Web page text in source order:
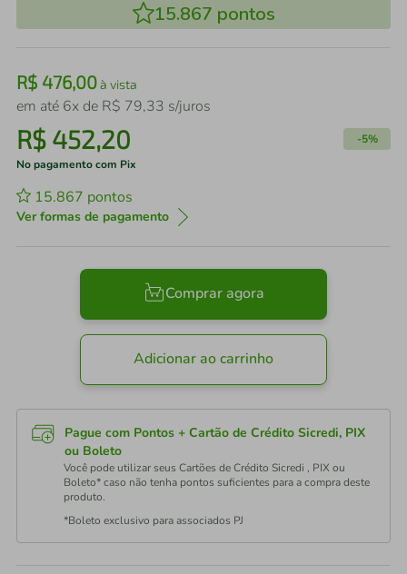
15.867 pontos
R$ 476,00à vista
em até 6x de R$ 79,33 s/juros
R$ 452,20 -5%
No pagamento com Pix
15.867 pontos
Ver formas de pagamento
Comprar agora
Adicionar ao carrinho
Pague com Pontos + Cartão de Crédito Sicredi, PIX
ou Boleto
Você pode utilizar seus Cartões de Crédito Sicredi , PIX ou
Boleto* caso não tenha pontos suficientes para a compra deste
produto.
*Boleto exclusivo para associados PJ